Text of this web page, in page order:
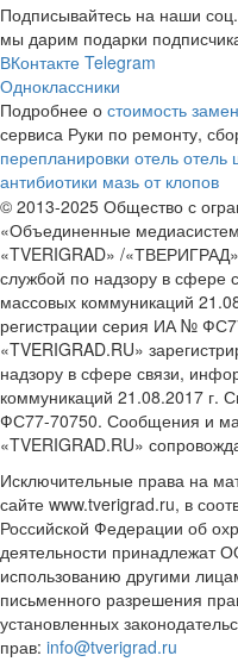
Подписывайтесь на наши
мы дарим подарки
ВКонтакте Telegram
Одноклассники
Подробнее о стоимость
сервиса Руки по ремонту,
перепланировки отель отель
антибиотики мазь от клопов
© 2013-2025 Общество с
«Объединенные
«TVERIGRAD» /
службой по надзору в сфере
массовых коммуникаций
регистрации серия ИА №
«TVERIGRAD.RU»
надзору в сфере связи,
коммуникаций 21.08.2017 г.
ФС77-70750. Сообщения и
«TVERIGRAD.RU»
Исключительные права на
сайте www.tverigrad.ru, в
Российской Федерации об
деятельности
использованию другими
письменного разрешения
установленных
прав: info@tverigrad.ru